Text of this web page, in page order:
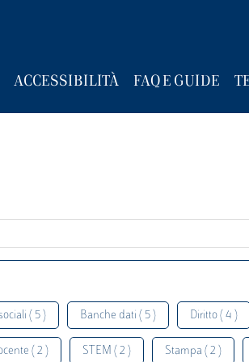
ACCESSIBILITÀ FAQ E GUIDE
( 5 ) Banche dati ( 5 ) Diritto ( 4 )
( 2 ) STEM ( 2 ) Stampa ( 2 )